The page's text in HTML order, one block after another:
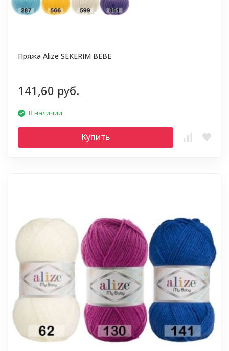
Пряжа Alize SEKERIM BEBE
141,60 руб.
В наличии
Купить